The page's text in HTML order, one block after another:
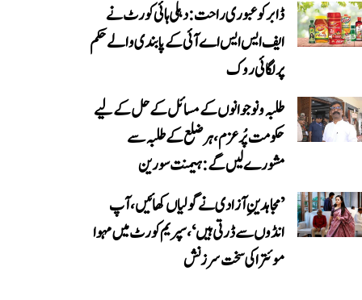
ڈابر کو عبوری راحت: دہلی ہائی کورٹ نے
ایف ایس ایس اے آئی کے پابندی والے حکم
پر لگائی روک
طلبہ و نوجوانوں کے مسائل کے حل کے لیے
حکومت پُرعزم، ہر ضلع کے طلبہ سے
مشورے لیں گے: ہیمنت سورین
’مجاہدینِ آزادی نے گولیاں کھائیں، آپ
انڈوں سے ڈرتی ہیں‘، سپریم کورٹ میں مہوا
موئترا کی سخت سرزنش